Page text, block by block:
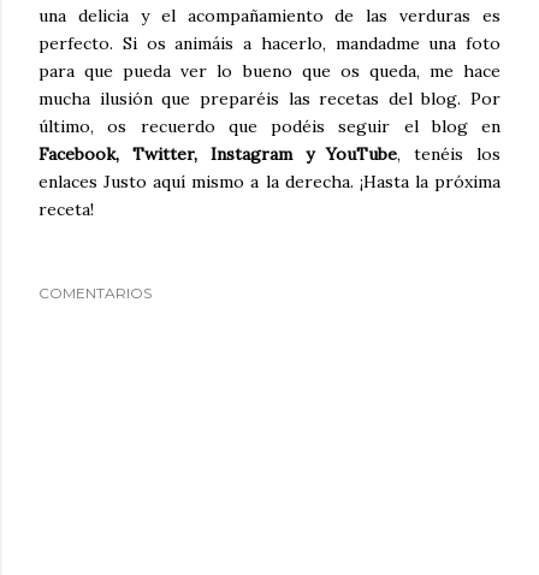
una delicia y el acompañamiento de las verduras es
perfecto. Si os animáis a hacerlo, mandadme una foto
para que pueda ver lo bueno que os queda, me hace
mucha ilusión que preparéis las recetas del blog. Por
último, os recuerdo que podéis seguir el blog en
Facebook, Twitter, Instagram y YouTube, tenéis los
enlaces Justo aquí mismo a la derecha. ¡Hasta la próxima
receta!
COMENTARIOS